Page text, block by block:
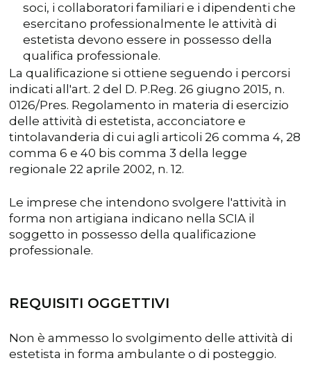
soci, i collaboratori familiari e i dipendenti che
esercitano professionalmente le attività di
estetista devono essere in possesso della
qualifica professionale.
La qualificazione si ottiene seguendo i percorsi
indicati all'art. 2 del D. P.Reg. 26 giugno 2015, n.
0126/Pres. Regolamento in materia di esercizio
delle attività di estetista, acconciatore e
tintolavanderia di cui agli articoli 26 comma 4, 28
comma 6 e 40 bis comma 3 della legge
regionale 22 aprile 2002, n. 12.
Le imprese che intendono svolgere l'attività in
forma non artigiana indicano nella SCIA il
soggetto in possesso della qualificazione
professionale.
REQUISITI OGGETTIVI
Non è ammesso lo svolgimento delle attività di
estetista in forma ambulante o di posteggio.